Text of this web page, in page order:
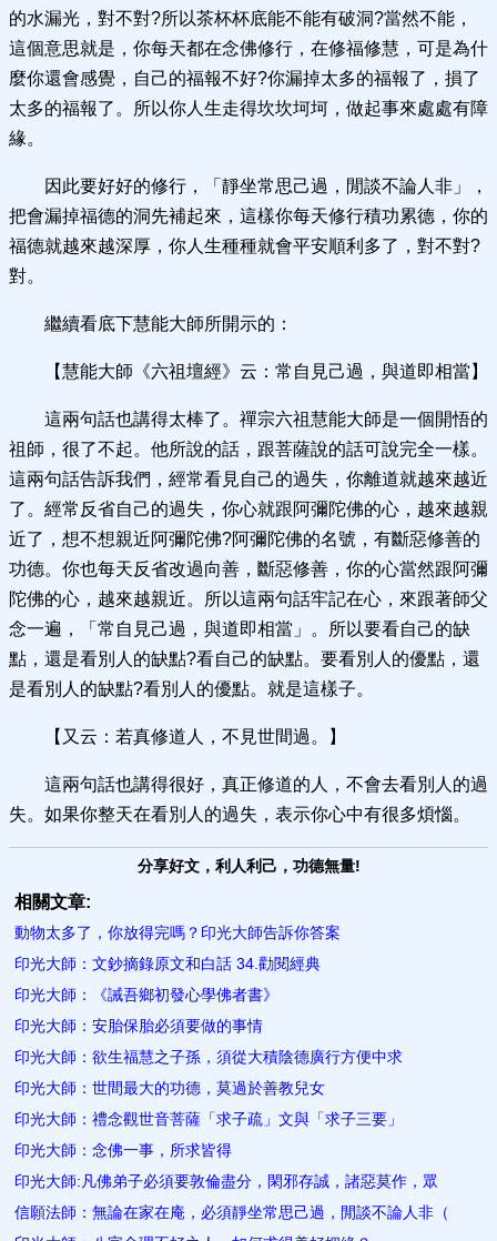
的水漏光，對不對?所以茶杯杯底能不能有破洞?當然不能，
這個意思就是，你每天都在念佛修行，在修福修慧，可是為什
麼你還會感覺，自己的福報不好?你漏掉太多的福報了，損了
太多的福報了。所以你人生走得坎坎坷坷，做起事來處處有障
緣。
因此要好好的修行，「靜坐常思己過，閒談不論人非」，
把會漏掉福德的洞先補起來，這樣你每天修行積功累德，你的
福德就越來越深厚，你人生種種就會平安順利多了，對不對?
對。
繼續看底下慧能大師所開示的：
【慧能大師《六祖壇經》云：常自見己過，與道即相當】
這兩句話也講得太棒了。禪宗六祖慧能大師是一個開悟的
祖師，很了不起。他所說的話，跟菩薩說的話可說完全一樣。
這兩句話告訴我們，經常看見自己的過失，你離道就越來越近
了。經常反省自己的過失，你心就跟阿彌陀佛的心，越來越親
近了，想不想親近阿彌陀佛?阿彌陀佛的名號，有斷惡修善的
功德。你也每天反省改過向善，斷惡修善，你的心當然跟阿彌
陀佛的心，越來越親近。所以這兩句話牢記在心，來跟著師父
念一遍，「常自見己過，與道即相當」。所以要看自己的缺
點，還是看別人的缺點?看自己的缺點。要看別人的優點，還
是看別人的缺點?看別人的優點。就是這樣子。
【又云：若真修道人，不見世間過。】
這兩句話也講得很好，真正修道的人，不會去看別人的過
失。如果你整天在看別人的過失，表示你心中有很多煩惱。
分享好文，利人利己，功德無量!
相關文章:
動物太多了，你放得完嗎？印光大師告訴你答案
印光大師：文鈔摘錄原文和白話 34.勸閱經典
印光大師：《誡吾鄉初發心學佛者書》
印光大師：安胎保胎必須要做的事情
印光大師：欲生福慧之子孫，須從大積陰德廣行方便中求
印光大師：世間最大的功德，莫過於善教兒女
印光大師：禮念觀世音菩薩「求子疏」文與「求子三要」
印光大師：念佛一事，所求皆得
印光大師:凡佛弟子必須要敦倫盡分，閑邪存誠，諸惡莫作，眾
信願法師：無論在家在庵，必須靜坐常思己過，閒談不論人非（